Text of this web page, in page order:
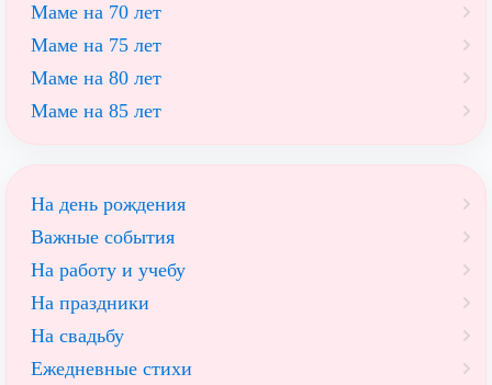
Маме на 70 лет
Маме на 75 лет
Маме на 80 лет
Маме на 85 лет
На день рождения
Важные события
На работу и учебу
На праздники
На свадьбу
Ежедневные стихи